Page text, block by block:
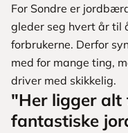
For Sondre er
gleder seg hvert år til
forbrukerne. Derfor
med for mange ting,
driver med skikkelig.
"Her ligger alt
fantastiske